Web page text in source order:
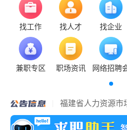
找工作 找人才 找企业
兼职专区 职场资讯 网络招聘
福清市事业单位公
聘和控制数人员）
福建省人力资源市
关于拟认定2025
群体就业认定的企
关于开展2024年